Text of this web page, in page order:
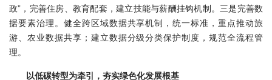
政”，完善住房、教育配套，建立技能与薪酬挂钩机制。三是完善数
据要素治理。健全跨区域数据共享机制，统一标准，重点推动旅
游、农业数据共享；建立数据分级分类保护制度，规范全流程管
理。
以低碳转型为牵引，夯实绿色化发展根基